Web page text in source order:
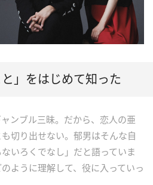
と」をはじめて知った
ンブル三昧。だから、恋人の亜
切り出せない。郁男はそんな自
いろくでなし」だと語っていま
ように理解して、役に入っていっ